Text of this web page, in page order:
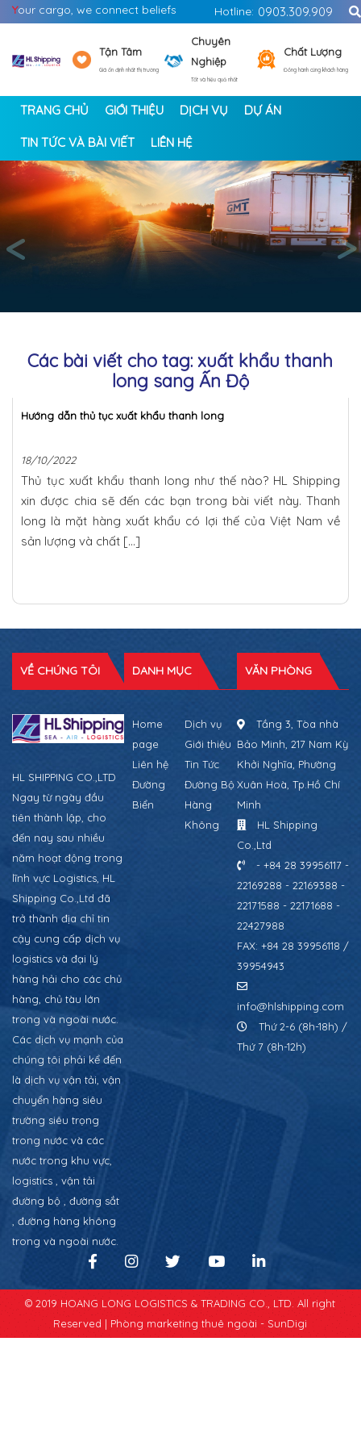
Your cargo, we connect beliefs Hotline: 0903.309.909
Tận Tâm
Giá ổn định nhất thị trường
Chuyên
Nghiệp
Tốt và hiệu quả nhất
Chất Lượng
Đồng hành cùng khách hàng
TRANG CHỦ GIỚI THIỆU DỊCH VỤ DỰ ÁN
TIN TỨC VÀ BÀI VIẾT LIÊN HỆ
< >
Các bài viết cho tag: xuất khẩu thanh
long sang Ấn Độ
Hướng dẫn thủ tục xuất khẩu thanh long
18/10/2022
Thủ tục xuất khẩu thanh long như thế nào? HL Shipping
xin được chia sẽ đến các bạn trong bài viết này. Thanh
long là mặt hàng xuất khẩu có lợi thế của Việt Nam về
sản lượng và chất […]
VỀ CHÚNG TÔI
HL SHIPPING CO.,LTD
Ngay từ ngày đầu
tiên thành lập, cho
đến nay sau nhiều
năm hoạt động trong
lĩnh vực Logistics, HL
Shipping Co.,Ltd đã
trở thành địa chỉ tin
cậy cung cấp dịch vụ
logistics và đại lý
hàng hải cho các chủ
hàng, chủ tàu lớn
trong và ngoài nước.
Các dịch vụ mạnh của
chúng tôi phải kể đến
là dịch vụ vận tải, vận
chuyển hàng siêu
trường siêu trọng
trong nước và các
nước trong khu vực,
logistics , vận tải
đường bộ , đường sắt
, đường hàng không
trong và ngoài nước.
DANH MỤC
Home
page
Dịch vụ
Giới thiệu
Liên hệ
Tin Tức
Đường
Biển
Đường Bộ
Hàng
Không
VĂN PHÒNG
Tầng 3, Tòa nhà
Bảo Minh, 217 Nam Kỳ
Khởi Nghĩa, Phường
Xuân Hoà, Tp.Hồ Chí
Minh
HL Shipping
Co.,Ltd
- +84 28 39956117 -
22169288 - 22169388 -
22171588 - 22171688 -
22427988
FAX: +84 28 39956118 /
39954943
info@hlshipping.com
Thứ 2-6 (8h-18h) /
Thứ 7 (8h-12h)
© 2019 HOANG LONG LOGISTICS & TRADING CO., LTD. All right
Reserved | Phòng marketing thuê ngoài - SunDigi